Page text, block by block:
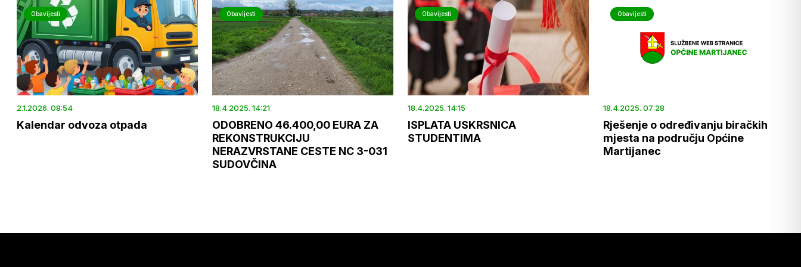
Obavijesti
2.1.2026. 08:54
Kalendar odvoza otpada
Obavijesti
18.4.2025. 14:21
ODOBRENO 46.400,00 EURA ZA
REKONSTRUKCIJU
NERAZVRSTANE CESTE NC 3-031
SUDOVČINA
Obavijesti
18.4.2025. 14:15
ISPLATA USKRSNICA
STUDENTIMA
Obavijesti
18.4.2025. 07:28
Rješenje o određivanju biračkih
mjesta na području Općine
Martijanec